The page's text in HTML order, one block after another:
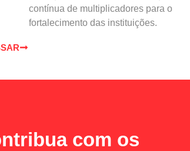
contínua de multiplicadores para o
fortalecimento das instituições.
com os